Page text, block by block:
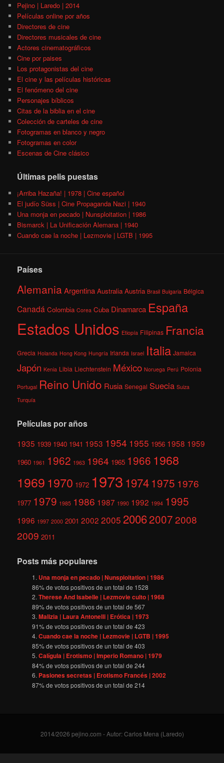
Pejino | Laredo | 2014
Películas online por años
Directores de cine
Directores musicales de cine
Actores cinematográficos
Cine por paises
Los protagonistas del cine
El cine y las películas históricas
El fenómeno del cine
Personajes bíblicos
Citas de la biblia en el cine
Colección de carteles de cine
Fotogramas en blanco y negro
Fotogramas en color
Escenas de Cine clásico
Últimas pelis puestas
¡Arriba Hazaña! | 1978 | Cine español
El judío Süss | Cine Propaganda Nazi | 1940
Una monja en pecado | Nunsploitation | 1986
Bismarck | La Unificación Alemana | 1940
Cuando cae la noche | Lezmovie | LGTB | 1995
Países
AlemaniaArgentina Australia Austria Brasil Bulgaria Bélgica
Canadá Colombia Corea Cuba Dinamarca España
Estados Unidos Etiopía Filipinas Francia
Grecia Holanda Hong Kong Hungría Irlanda Israel Italia Jamaica
Japón Kenia Libia Liechtenstein México Noruega Perú Polonia
Portugal Reino Unido Rusia Senegal Suecia Suiza
Turquía
Películas por años
1935 1939 1940 1941 1953 1954 1955 1956 1958 1959
1960 1961 1962 1963 1964 1965 1966 1968
1969 1970 1972 1973 1974 1975 1976
1977 1979 1985 1986 1987 1990 1992 1994 1995
1996 1997 2000 2001 2002 2005 200620072008
2009 2011
Posts más populares
Una monja en pecado | Nunsploitation | 1986
86% de votos positivos de un total de 1528
Therese And Isabelle | Lezmovie culto | 1968
89% de votos positivos de un total de567
Malizia | Laura Antonelli | Erótica | 1973
91% de votos positivos de un total de423
Cuando cae la noche | Lezmovie | LGTB | 1995
85% de votos positivos de un total de403
Calígula | Erotismo | Imperio Romano | 1979
84% de votos positivos de un total de244
Pasiones secretas | Erotismo Francés | 2002
87% de votos positivos de un total de214
2014/2026 pejino.com - Autor: Carlos Mena (Laredo)